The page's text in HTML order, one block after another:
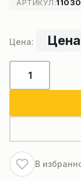
АРТИКУЛ:
товара
В